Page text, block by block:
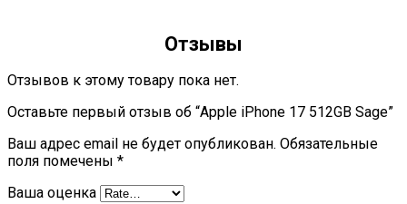
Отзывы
Отзывов к этому товару пока нет.
Оставьте первый отзыв об “Apple iPhone 17 512GB Sage”
Ваш адрес email не будет опубликован. Обязательные
поля помечены *
Ваша оценка